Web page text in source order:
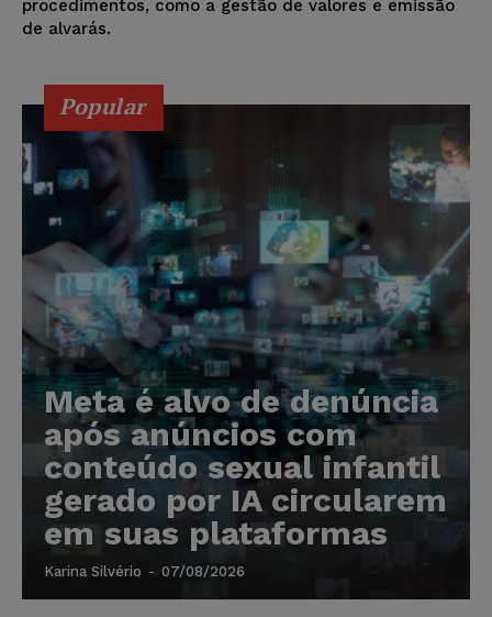
procedimentos, como a gestão de valores e emissão
de alvarás.
Popular
Meta é alvo de denúncia
após anúncios com
conteúdo sexual infantil
gerado por IA circularem
em suas plataformas
Karina Silvério - 07/08/2026